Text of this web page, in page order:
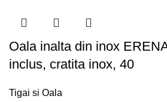
Oala inalta din inox
inclus, cratita inox, 40
Tigai si Oala